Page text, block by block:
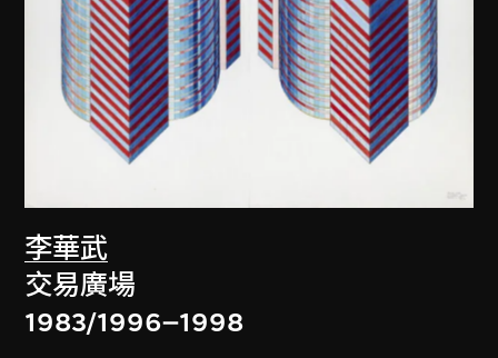
李華武
交易廣場
1983/1996–1998